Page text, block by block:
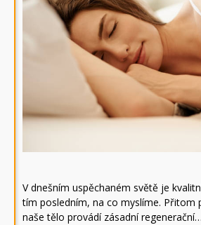
V dnešním uspěchaném světě je
tím posledním, na co myslíme. Přitom
naše tělo provádí zásadní regenerační…